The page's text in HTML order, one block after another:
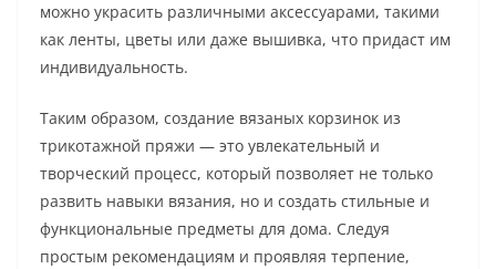
можно украсить различными аксессуарами, такими
как ленты, цветы или даже вышивка, что придаст им
индивидуальность.
Таким образом, создание вязаных корзинок из
трикотажной пряжи — это увлекательный и
творческий процесс, который позволяет не только
развить навыки вязания, но и создать стильные и
функциональные предметы для дома. Следуя
простым рекомендациям и проявляя терпение,